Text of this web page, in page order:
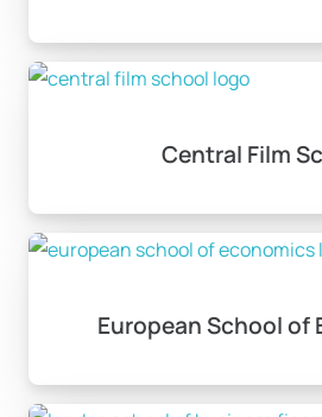
Central Film
European School of